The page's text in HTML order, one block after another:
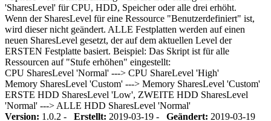
'SharesLevel' für CPU, HDD, Speicher oder alle drei erhöht.
Wenn der SharesLevel für eine Ressource "Benutzerdefiniert" ist,
wird dieser nicht geändert. ALLE Festplatten werden auf einen
neuen SharesLevel gesetzt, der auf dem aktuellen Level der
ERSTEN Festplatte basiert. Beispiel: Das Skript ist für alle
Ressourcen auf "Stufe erhöhen" eingestellt:
CPU SharesLevel 'Normal' ---> CPU ShareLevel 'High'
Memory SharesLevel 'Custom' ---> Memory SharesLevel 'Custom'
ERSTE HDD SharesLevel 'Low', ZWEITE HDD SharesLevel
'Normal' ---> ALLE HDD SharesLevel 'Normal'
Version: 1.0.2 - Erstellt: 2019-03-19 - Geändert: 2019-03-19